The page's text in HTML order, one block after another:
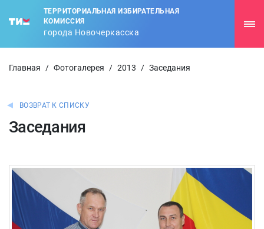
ТЕРРИТОРИАЛЬНАЯ ИЗБИРАТЕЛЬНАЯ
КОМИССИЯ
города Новочеркасска
Главная / Фотогалерея / 2013 / Заседания
ВОЗВРАТ К СПИСКУ
Заседания